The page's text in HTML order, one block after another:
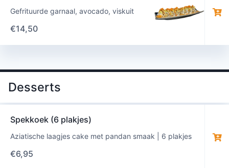
Gefrituurde garnaal, avocado, viskuit
€14,50
Desserts
Spekkoek (6 plakjes)
Aziatische laagjes cake met pandan smaak | 6 plakjes
€6,95